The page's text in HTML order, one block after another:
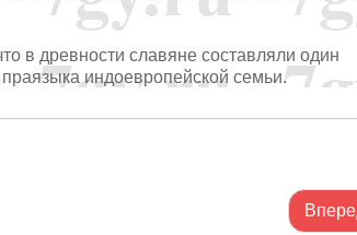
в древности славяне составляли один
индоевропейской семьи.